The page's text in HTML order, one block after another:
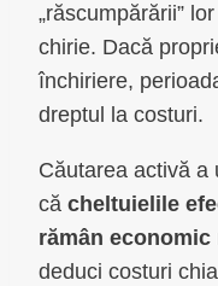
„răscumpărării”
chirie. Dacă
închiriere,
dreptul la costuri.
Căutarea activă a
că cheltuielile
rămân economic
deduci costuri